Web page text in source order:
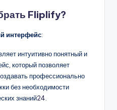
Fliplify?
интерфейс:
интуитивно понятный и
который позволяет
профессионально
без необходимости
знаний24